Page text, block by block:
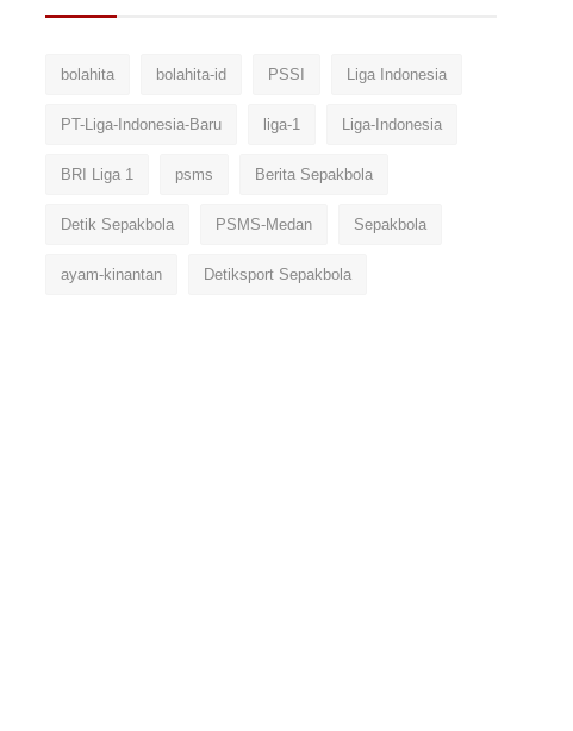
bolahita bolahita-id PSSI Liga Indonesia
PT-Liga-Indonesia-Baru liga-1 Liga-Indonesia
BRI Liga 1 psms Berita Sepakbola
Detik Sepakbola PSMS-Medan Sepakbola
ayam-kinantan Detiksport Sepakbola